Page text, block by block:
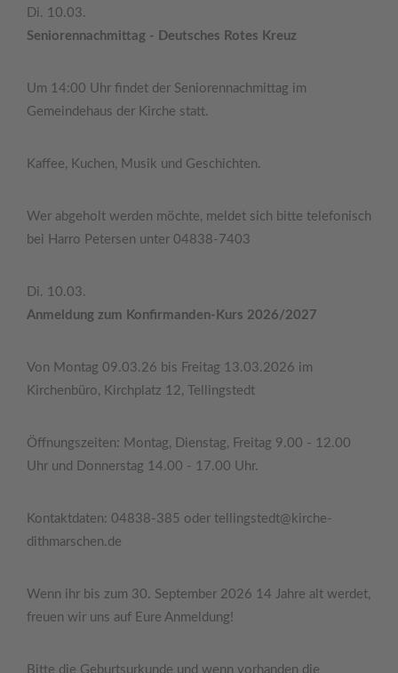
Di. 10.03.
Seniorennachmittag - Deutsches Rotes Kreuz
Um 14:00 Uhr findet der Seniorennachmittag im
Gemeindehaus der Kirche statt.
Kaffee, Kuchen, Musik und Geschichten.
Wer abgeholt werden möchte, meldet sich bitte telefonisch
bei Harro Petersen unter 04838-7403
Di. 10.03.
Anmeldung zum Konfirmanden-Kurs 2026/2027
Von Montag 09.03.26 bis Freitag 13.03.2026 im
Kirchenbüro, Kirchplatz 12, Tellingstedt
Öffnungszeiten: Montag, Dienstag, Freitag 9.00 - 12.00
Uhr und Donnerstag 14.00 - 17.00 Uhr.
Kontaktdaten: 04838-385 oder tellingstedt@kirche-
dithmarschen.de
Wenn ihr bis zum 30. September 2026 14 Jahre alt werdet,
freuen wir uns auf Eure Anmeldung!
Bitte die Geburtsurkunde und wenn vorhanden die